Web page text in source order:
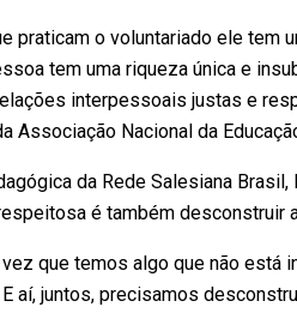
praticam o voluntariado ele tem
tem uma riqueza única e
interpessoais justas e
Associação Nacional da
da Rede Salesiana Brasil,
é também desconstruir
que temos algo que não está
aí, juntos, precisamos